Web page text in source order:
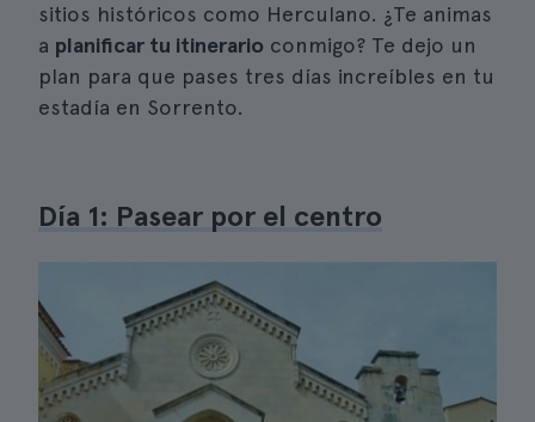
sitios históricos como Herculano. ¿Te animas
a planificar tu itinerario conmigo? Te dejo un
plan para que pases tres días increíbles en tu
estadía en Sorrento.
Día 1: Pasear por el centro